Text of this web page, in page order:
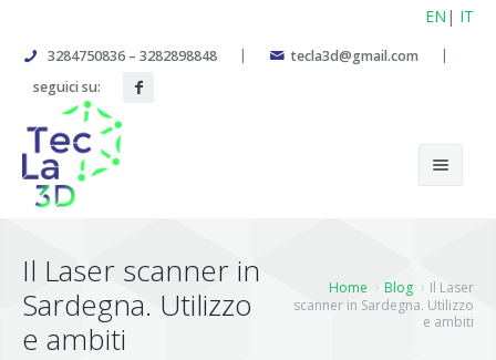
EN IT
3284750836 – 3282898848 | tecla3d@gmail.com
|
seguici su:
Rilievo Architettonico, Industriale e Ambientale
Fotogrammetria Architettonica
Tecnologia
Lavori e casi di studio
Il Laser scanner in
Sardegna. Utilizzo
e ambiti
Home Blog
Il Laser
scanner in Sardegna. Utilizzo
e ambiti